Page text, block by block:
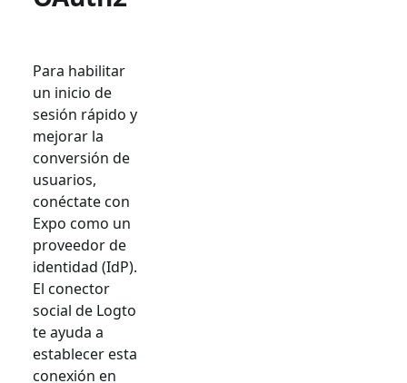
Para habilitar
un inicio de
sesión rápido y
mejorar la
conversión de
usuarios,
conéctate con
Expo como un
proveedor de
identidad (IdP).
El conector
social de Logto
te ayuda a
establecer esta
conexión en